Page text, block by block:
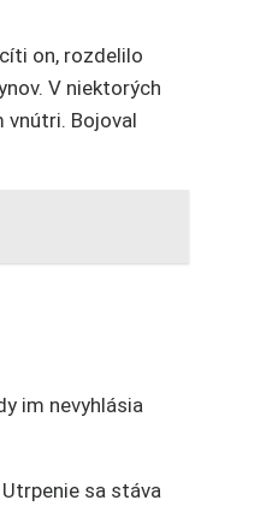
on, rozdelilo
V niektorých
vnútri. Bojoval
im nevyhlásia
sa stáva